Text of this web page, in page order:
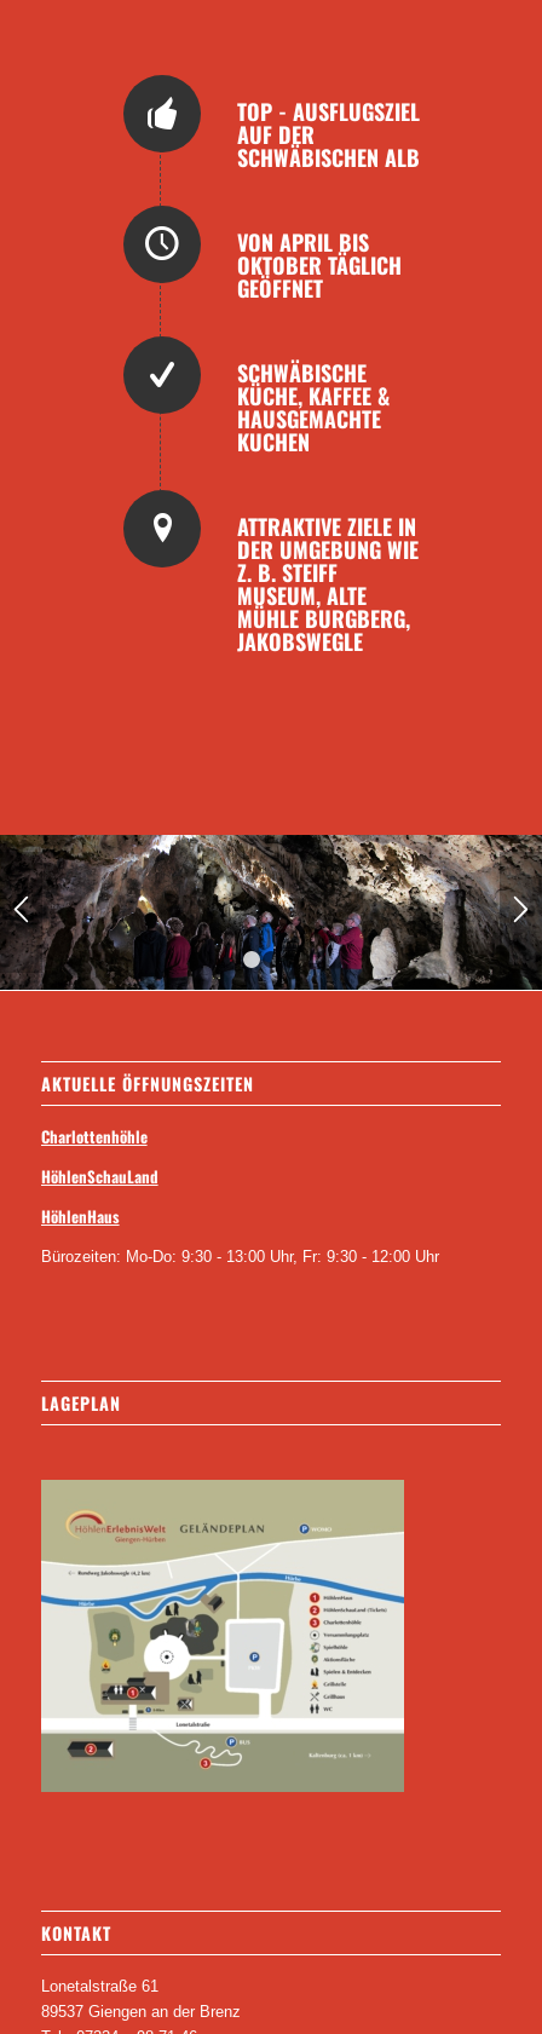
TOP - AUSFLUGSZIEL
AUF DER
SCHWÄBISCHEN ALB
VON APRIL BIS
OKTOBER TÄGLICH
GEÖFFNET
SCHWÄBISCHE
KÜCHE, KAFFEE &
HAUSGEMACHTE
KUCHEN
ATTRAKTIVE ZIELE IN
DER UMGEBUNG WIE
Z. B. STEIFF
MUSEUM, ALTE
MÜHLE BURGBERG,
JAKOBSWEGLE
1 2 3
AKTUELLE ÖFFNUNGSZEITEN
Charlottenhöhle
HöhlenSchauLand
HöhlenHaus
Bürozeiten: Mo-Do: 9:30 - 13:00 Uhr, Fr: 9:30 - 12:00 Uhr
LAGEPLAN
KONTAKT
Lonetalstraße 61
89537 Giengen an der Brenz